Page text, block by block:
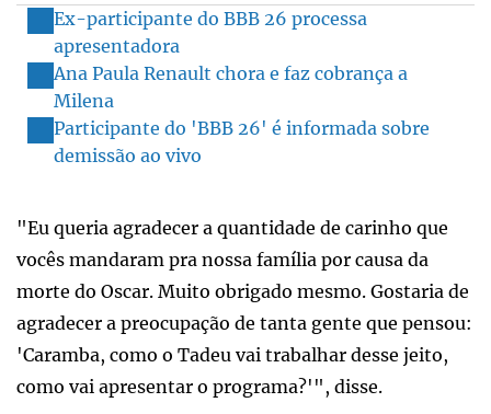
Ex-participante do BBB 26 processa
apresentadora
Ana Paula Renault chora e faz cobrança a
Milena
Participante do 'BBB 26' é informada sobre
demissão ao vivo
"Eu queria agradecer a quantidade de carinho que
vocês mandaram pra nossa família por causa da
morte do Oscar. Muito obrigado mesmo. Gostaria de
agradecer a preocupação de tanta gente que pensou:
'Caramba, como o Tadeu vai trabalhar desse jeito,
como vai apresentar o programa?'", disse.